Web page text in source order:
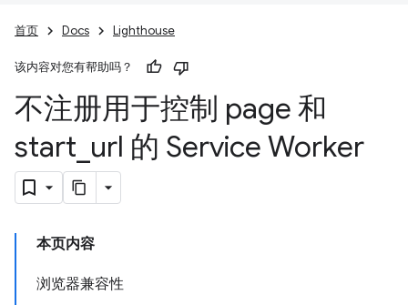
首页 Docs Lighthouse
该内容对您有帮助吗？
不注册用于控制 page 和
start url 的 Service Worker
本页内容
浏览器兼容性